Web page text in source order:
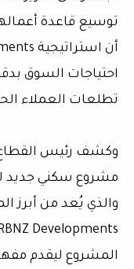
توسيع قاعدة
احتياجات السوق
تطلعات العملاء
وكشف رئيس القطاع
مشروع سكني جديد
والذي يُعد من
المشروع ليقدم